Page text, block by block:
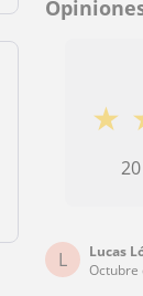
★
L
Lucas
Octubre